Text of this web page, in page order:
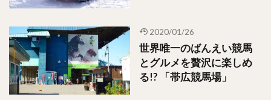
2020/01/26
世界唯一のばんえい競馬
とグルメを贅沢に楽しめ
る!? 「帯広競馬場」